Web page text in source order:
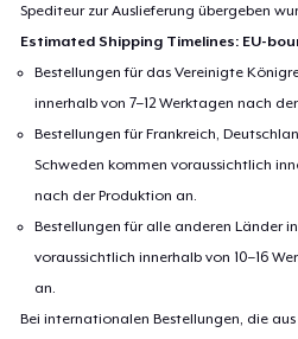
Spediteur zur Auslieferung übergeben
Estimated Shipping Timelines: EU-
Bestellungen für das Vereinigte
innerhalb von 7–12 Werktagen nach
Bestellungen für Frankreich,
Schweden kommen voraussichtlich
nach der Produktion an.
Bestellungen für alle anderen Länder
voraussichtlich innerhalb von 10–16
an.
Bei internationalen Bestellungen, die aus